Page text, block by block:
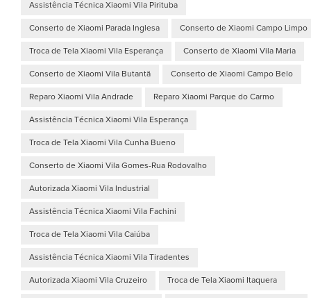
Assistência Técnica Xiaomi Vila Pirituba
Conserto de Xiaomi Parada Inglesa Conserto de Xiaomi Campo Limpo
Troca de Tela Xiaomi Vila Esperança Conserto de Xiaomi Vila Maria
Conserto de Xiaomi Vila Butantã Conserto de Xiaomi Campo Belo
Reparo Xiaomi Vila Andrade Reparo Xiaomi Parque do Carmo
Assistência Técnica Xiaomi Vila Esperança
Troca de Tela Xiaomi Vila Cunha Bueno
Conserto de Xiaomi Vila Gomes-Rua Rodovalho
Autorizada Xiaomi Vila Industrial
Assistência Técnica Xiaomi Vila Fachini
Troca de Tela Xiaomi Vila Caiúba
Assistência Técnica Xiaomi Vila Tiradentes
Autorizada Xiaomi Vila Cruzeiro Troca de Tela Xiaomi Itaquera